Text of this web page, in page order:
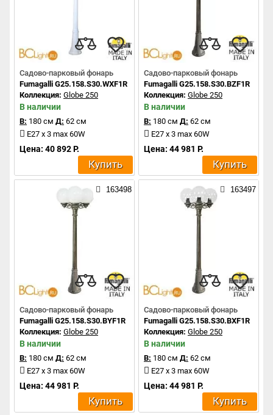
Садово-парковый фонарь
Fumagalli G25.158.S30.WXF1R
Коллекция: Globe 250
В наличии
В: 180 см Д: 62 см
E27 x 3 max 60W
Цена: 40 892 Р.
Купить
Садово-парковый фонарь
Fumagalli G25.158.S30.BZF1R
Коллекция: Globe 250
В наличии
В: 180 см Д: 62 см
E27 x 3 max 60W
Цена: 44 981 Р.
Купить
163498
Садово-парковый фонарь
Fumagalli G25.158.S30.BYF1R
Коллекция: Globe 250
В наличии
В: 180 см Д: 62 см
E27 x 3 max 60W
Цена: 44 981 Р.
Купить
163497
Садово-парковый фонарь
Fumagalli G25.158.S30.BXF1R
Коллекция: Globe 250
В наличии
В: 180 см Д: 62 см
E27 x 3 max 60W
Цена: 44 981 Р.
Купить